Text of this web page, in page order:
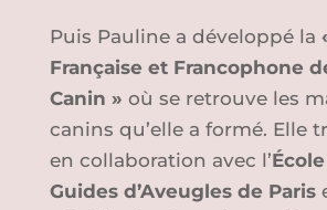
Puis Pauline a développé la
Française et Francophone
Canin » où se retrouve les
canins qu’elle a formé. Elle
en collaboration avec l’
Guides d’Aveugles de Paris